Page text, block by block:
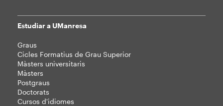
Mapa
web
Estudiar a UManresa
Graus
Cicles Formatius de Grau Superior
Màsters universitaris
Màsters
Postgraus
Doctorats
Cursos d'idiomes